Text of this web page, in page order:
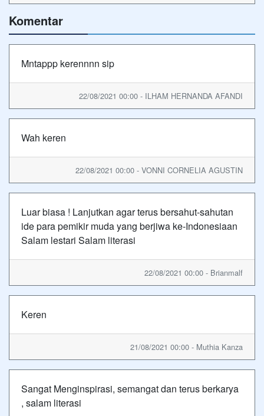
Komentar
Mntappp kerennnn sip
22/08/2021 00:00 - ILHAM HERNANDA AFANDI
Wah keren
22/08/2021 00:00 - VONNI CORNELIA AGUSTIN
Luar biasa ! Lanjutkan agar terus bersahut-sahutan
ide para pemikir muda yang berjiwa ke-Indonesiaan
Salam lestari Salam literasi
22/08/2021 00:00 - Brianmalf
Keren
21/08/2021 00:00 - Muthia Kanza
Sangat Menginspirasi, semangat dan terus berkarya
, salam literasi